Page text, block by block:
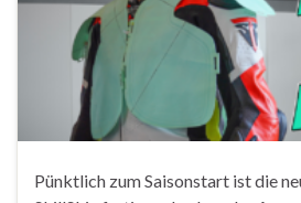
Pünktlich zum Saisonstart ist die